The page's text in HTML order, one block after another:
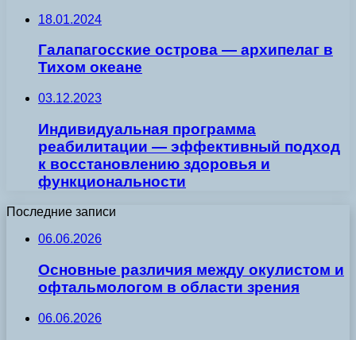
18.01.2024
Галапагосские острова — архипелаг в
Тихом океане
03.12.2023
Индивидуальная программа
реабилитации — эффективный подход
к восстановлению здоровья и
функциональности
Последние записи
06.06.2026
Основные различия между окулистом и
офтальмологом в области зрения
06.06.2026